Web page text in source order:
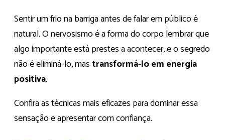
Sentir um frio na barriga antes de falar em público é
natural. O nervosismo é a forma do corpo lembrar que
algo importante está prestes a acontecer, e o segredo
não é eliminá-lo, mas transformá-lo em energia
positiva.
Confira as técnicas mais eficazes para dominar essa
sensação e apresentar com confiança.